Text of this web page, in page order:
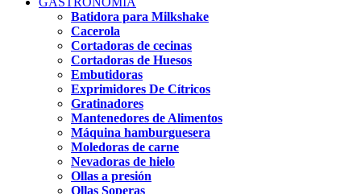
Batidora para Milkshake
Cacerola
Cortadoras de cecinas
Cortadoras de Huesos
Embutidoras
Exprimidores De Cítricos
Gratinadores
Mantenedores de Alimentos
Máquina hamburguesera
Moledoras de carne
Nevadoras de hielo
Ollas a presión
Ollas Soperas